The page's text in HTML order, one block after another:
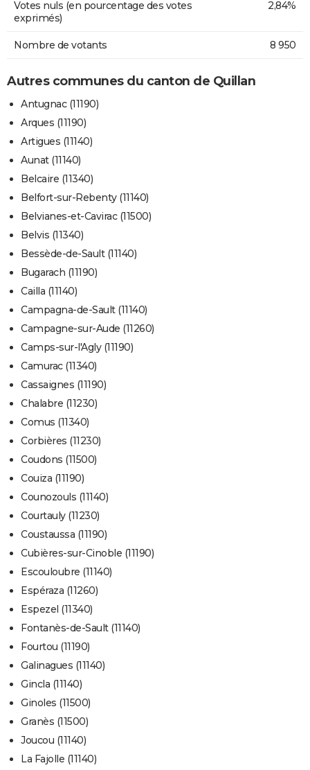
Votes nuls (en pourcentage des votes
exprimés)
2,84%
Nombre de votants 8 950
Autres communes du canton de Quillan
Antugnac (11190)
Arques (11190)
Artigues (11140)
Aunat (11140)
Belcaire (11340)
Belfort-sur-Rebenty (11140)
Belvianes-et-Cavirac (11500)
Belvis (11340)
Bessède-de-Sault (11140)
Bugarach (11190)
Cailla (11140)
Campagna-de-Sault (11140)
Campagne-sur-Aude (11260)
Camps-sur-l'Agly (11190)
Camurac (11340)
Cassaignes (11190)
Chalabre (11230)
Comus (11340)
Corbières (11230)
Coudons (11500)
Couiza (11190)
Counozouls (11140)
Courtauly (11230)
Coustaussa (11190)
Cubières-sur-Cinoble (11190)
Escouloubre (11140)
Espéraza (11260)
Espezel (11340)
Fontanès-de-Sault (11140)
Fourtou (11190)
Galinagues (11140)
Gincla (11140)
Ginoles (11500)
Granès (11500)
Joucou (11140)
La Fajolle (11140)